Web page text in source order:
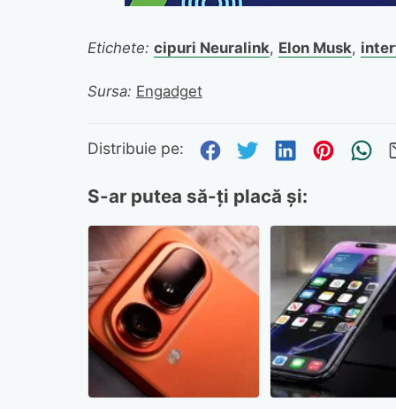
Etichete: cipuri Neuralink, Elon Musk,
Sursa: Engadget
Distribuie pe: Distribuie pe
Distribuie
S-ar putea să-ți placă și: